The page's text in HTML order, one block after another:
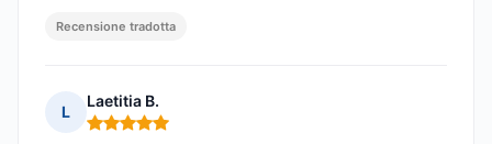
Recensione tradotta
L
Laetitia B.
Nota: 5 su 5